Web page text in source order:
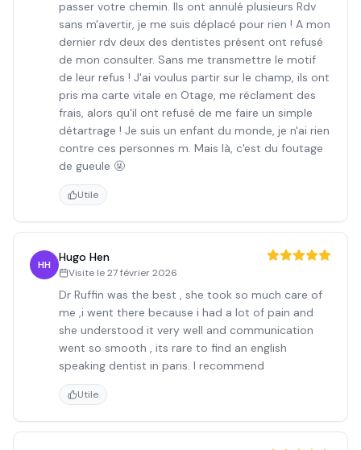
passer votre chemin. Ils ont annulé plusieurs Rdv
sans m'avertir, je me suis déplacé pour rien ! A mon
dernier rdv deux des dentistes présent ont refusé
de mon consulter. Sans me transmettre le motif
de leur refus ! J'ai voulus partir sur le champ, ils ont
pris ma carte vitale en Otage, me réclament des
frais, alors qu'il ont refusé de me faire un simple
détartrage ! Je suis un enfant du monde, je n'ai rien
contre ces personnes m. Mais là, c'est du foutage
de gueule 🤬
Utile
HH
Hugo Hen
Visite le27 février 2026
Dr Ruffin was the best , she took so much care of
me ,i went there because i had a lot of pain and
she understood it very well and communication
went so smooth , its rare to find an english
speaking dentist in paris. I recommend
Utile